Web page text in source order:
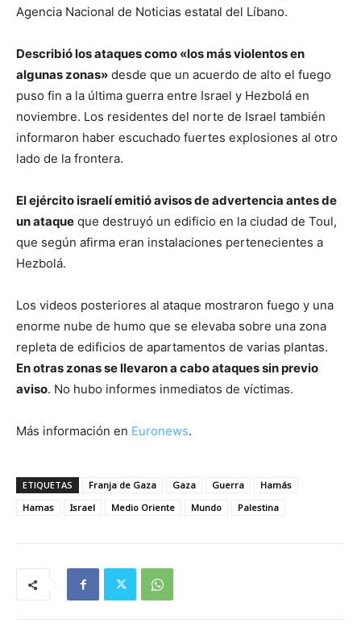
Agencia Nacional de Noticias estatal del Líbano.
Describió los ataques como «los más violentos en
algunas zonas» desde que un acuerdo de alto el fuego
puso fin a la última guerra entre Israel y Hezbolá en
noviembre. Los residentes del norte de Israel también
informaron haber escuchado fuertes explosiones al otro
lado de la frontera.
El ejército israelí emitió avisos de advertencia antes de
un ataque que destruyó un edificio en la ciudad de Toul,
que según afirma eran instalaciones pertenecientes a
Hezbolá.
Los videos posteriores al ataque mostraron fuego y una
enorme nube de humo que se elevaba sobre una zona
repleta de edificios de apartamentos de varias plantas.
En otras zonas se llevaron a cabo ataques sin previo
aviso. No hubo informes inmediatos de víctimas.
Más información en Euronews.
ETIQUETAS Franja de Gaza Gaza Guerra
Hamás
Hamas
Israel Medio Oriente Mundo Palestina